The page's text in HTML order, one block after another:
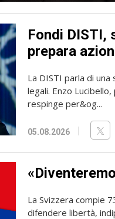
Fondi DISTI,
prepara
La DISTI parla di
legali. Enzo
respinge per&og...
05.08.2026
La Svizzera compie
difendere libertà,